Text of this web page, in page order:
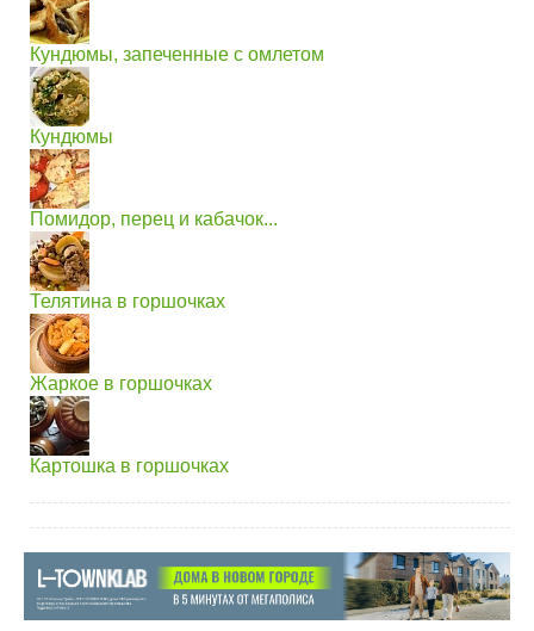
Кундюмы, запеченные с омлетом
Кундюмы
Помидор, перец и кабачок...
Телятина в горшочках
Жаркое в горшочках
Картошка в горшочках